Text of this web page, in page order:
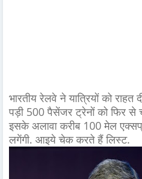
भारतीय रेलवे ने यात्रियों को
पड़ी 500 पैसेंजर ट्रेनों को फिर से
इसके अलावा करीब 100 मेल
लगेंगी. आइये चेक करते हैं लिस्ट.